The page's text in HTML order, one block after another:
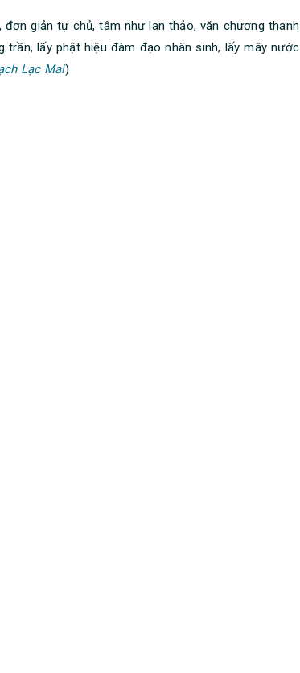
giản tự chủ, tâm như lan thảo, văn chương thanh
trần, lấy phật hiệu đàm đạo nhân sinh, lấy mây nước
Lạc Mai)